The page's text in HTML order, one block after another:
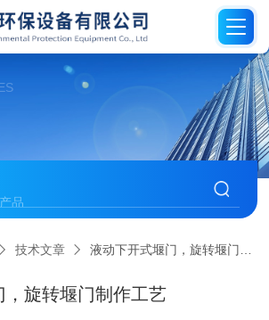
技术文章 液动下开式堰门，旋转堰门制作工艺
，旋转堰门制作工艺